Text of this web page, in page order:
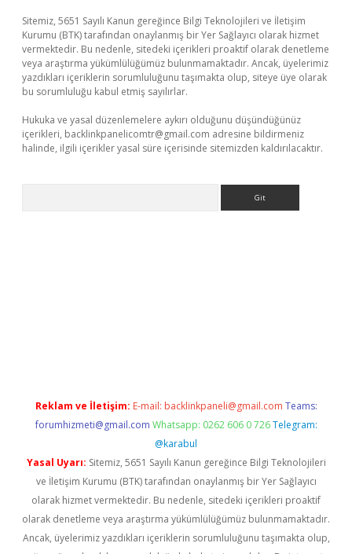
Sitemiz, 5651 Sayılı Kanun gereğince Bilgi Teknolojileri ve İletişim
Kurumu (BTK) tarafından onaylanmış bir Yer Sağlayıcı olarak hizmet
vermektedir. Bu nedenle, sitedeki içerikleri proaktif olarak denetleme
veya araştırma yükümlülüğümüz bulunmamaktadır. Ancak, üyelerimiz
yazdıkları içeriklerin sorumluluğunu taşımakta olup, siteye üye olarak
bu sorumluluğu kabul etmiş sayılırlar.
Hukuka ve yasal düzenlemelere aykırı olduğunu düşündüğünüz
içerikleri, backlinkpanelicomtr@gmail.com adresine bildirmeniz
halinde, ilgili içerikler yasal süre içerisinde sitemizden kaldırılacaktır.
Reklam ve İletişim: E-mail: backlinkpaneli@gmail.com Teams:
forumhizmeti@gmail.com Whatsapp: 0262 606 0 726 Telegram:
@karabul
Yasal Uyarı: Sitemiz, 5651 Sayılı Kanun gereğince Bilgi Teknolojileri
ve İletişim Kurumu (BTK) tarafından onaylanmış bir Yer Sağlayıcı
olarak hizmet vermektedir. Bu nedenle, sitedeki içerikleri proaktif
olarak denetleme veya araştırma yükümlülüğümüz bulunmamaktadır.
Ancak, üyelerimiz yazdıkları içeriklerin sorumluluğunu taşımakta olup,